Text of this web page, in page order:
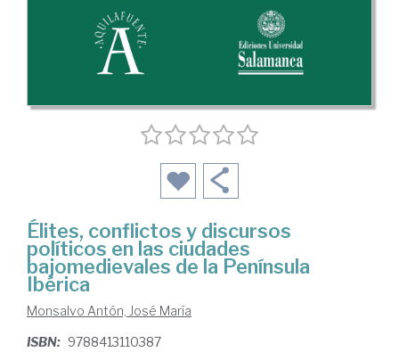
Élites, conflictos y discursos
políticos en las ciudades
bajomedievales de la Península
Ibérica
Monsalvo Antón, José María
ISBN: 9788413110387